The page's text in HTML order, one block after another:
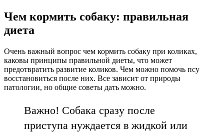
Чем кормить собаку: правильная
диета
Очень важный вопрос чем кормить собаку при коликах,
каковы принципы правильной диеты, что может
предотвратить развитие коликов. Чем можно помочь псу
восстановиться после них. Все зависит от природы
патологии, но общие советы дать можно.
Важно! Собака сразу после
приступа нуждается в жидкой или